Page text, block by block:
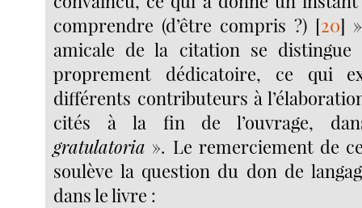
comprendre (d’être compris ?)[20]
amicale de la citation se
proprement dédicatoire, ce qui
différents contributeurs à
cités à la fin de l’ouvrage,
gratulatoria ». Le remerciement de
soulève la question du don de
dans le livre :